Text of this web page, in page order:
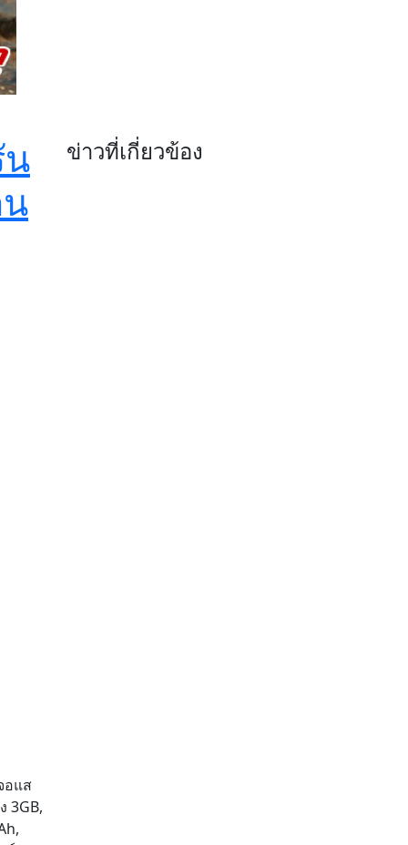
อแส
3GB,
ข่าวที่เกี่ยวข้อง